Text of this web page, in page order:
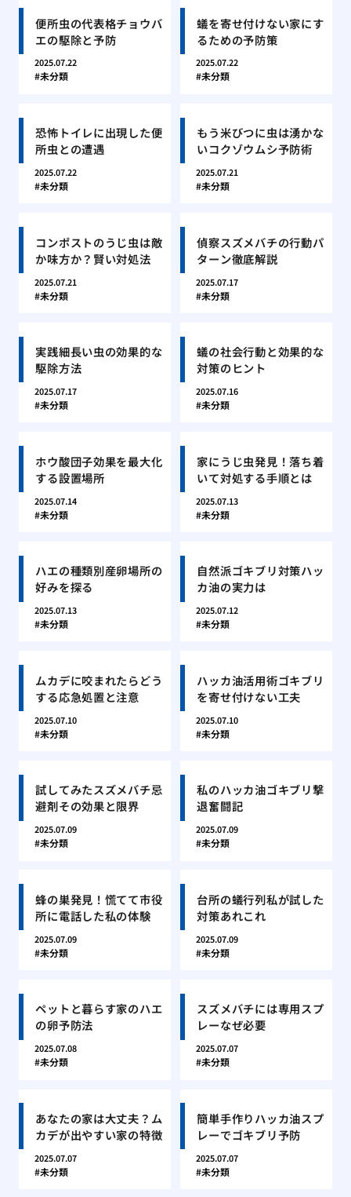
便所虫の代表格チョウバ
エの駆除と予防
2025.07.22
未分類
蟻を寄せ付けない家にす
るための予防策
2025.07.22
未分類
恐怖トイレに出現した便
所虫との遭遇
2025.07.22
未分類
もう米びつに虫は湧かな
いコクゾウムシ予防術
2025.07.21
未分類
コンポストのうじ虫は敵
か味方か？賢い対処法
2025.07.21
未分類
偵察スズメバチの行動パ
ターン徹底解説
2025.07.17
未分類
実践細長い虫の効果的な
駆除方法
2025.07.17
未分類
蟻の社会行動と効果的な
対策のヒント
2025.07.16
未分類
ホウ酸団子効果を最大化
する設置場所
2025.07.14
未分類
家にうじ虫発見！落ち着
いて対処する手順とは
2025.07.13
未分類
ハエの種類別産卵場所の
好みを探る
2025.07.13
未分類
自然派ゴキブリ対策ハッ
カ油の実力は
2025.07.12
未分類
ムカデに咬まれたらどう
する応急処置と注意
2025.07.10
未分類
ハッカ油活用術ゴキブリ
を寄せ付けない工夫
2025.07.10
未分類
試してみたスズメバチ忌
避剤その効果と限界
2025.07.09
未分類
私のハッカ油ゴキブリ撃
退奮闘記
2025.07.09
未分類
蜂の巣発見！慌てて市役
所に電話した私の体験
2025.07.09
未分類
台所の蟻行列私が試した
対策あれこれ
2025.07.09
未分類
ペットと暮らす家のハエ
の卵予防法
2025.07.08
未分類
スズメバチには専用スプ
レーなぜ必要
2025.07.07
未分類
あなたの家は大丈夫？ム
カデが出やすい家の特徴
2025.07.07
未分類
簡単手作りハッカ油スプ
レーでゴキブリ予防
2025.07.07
未分類